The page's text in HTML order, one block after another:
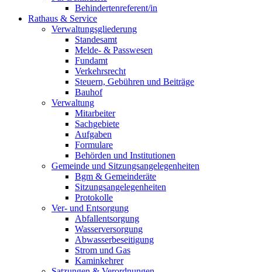
Behindertenreferent/in
Rathaus & Service
Verwaltungsgliederung
Standesamt
Melde- & Passwesen
Fundamt
Verkehrsrecht
Steuern, Gebühren und Beiträge
Bauhof
Verwaltung
Mitarbeiter
Sachgebiete
Aufgaben
Formulare
Behörden und Institutionen
Gemeinde und Sitzungsangelegenheiten
Bgm & Gemeinderäte
Sitzungsangelegenheiten
Protokolle
Ver- und Entsorgung
Abfallentsorgung
Wasserversorgung
Abwasserbeseitigung
Strom und Gas
Kaminkehrer